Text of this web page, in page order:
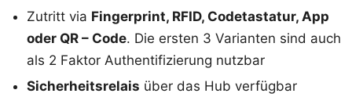
Zutritt via Fingerprint, RFID, Codetastatur, App
oder QR – Code. Die ersten 3 Varianten sind auch
als 2 Faktor Authentifizierung nutzbar
Sicherheitsrelais über das Hub verfügbar